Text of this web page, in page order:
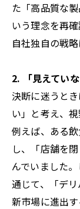
た「高品質な
いう理念を再
自社独自の戦
2. 「見えてい
決断に迷うと
い」と考え、
例えば、ある
し、「店舗を
んでいました
通じて、「デ
新市場に進出